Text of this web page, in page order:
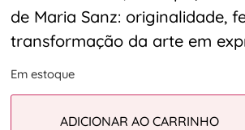
de Maria Sanz: originalidade,
transformação da arte em
Em estoque
ADICIONAR AO CARRINHO